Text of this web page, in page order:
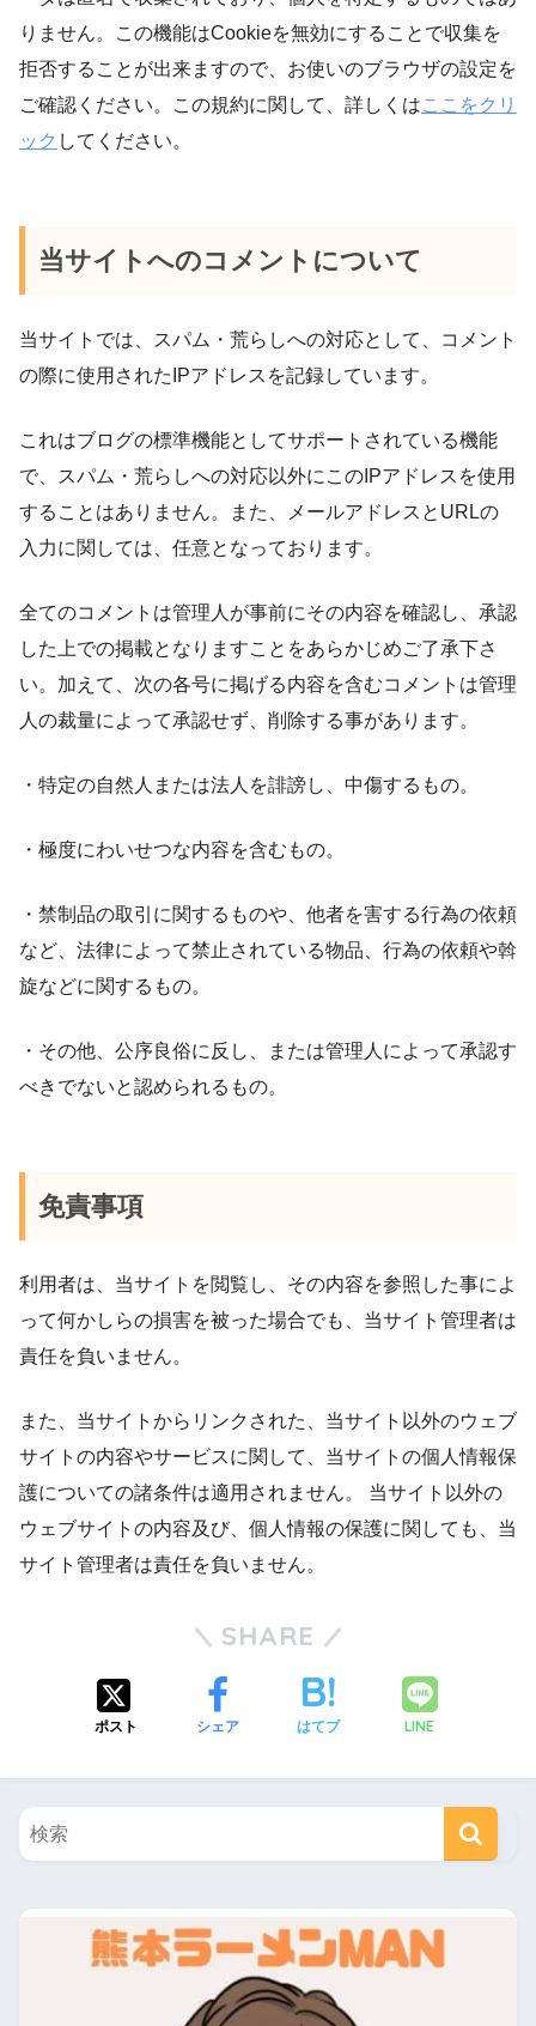
りません。この機能はCookieを無効にすることで収集を
拒否することが出来ますので、お使いのブラウザの設定を
ご確認ください。この規約に関して、詳しくはここをクリ
ック してください。
当サイトへのコメントについて
当サイトでは、スパム・荒らしへの対応として、コメント
の際に使用されたIPアドレスを記録しています。
これはブログの標準機能としてサポートされている機能
で、スパム・荒らしへの対応以外にこのIPアドレスを使用
することはありません。また、メールアドレスとURLの
入力に関しては、任意となっております。
全てのコメントは管理人が事前にその内容を確認し、承認
した上での掲載となりますことをあらかじめご了承下さ
い。加えて、次の各号に掲げる内容を含むコメントは管理
人の裁量によって承認せず、削除する事があります。
・特定の自然人または法人を誹謗し、中傷するもの。
・極度にわいせつな内容を含むもの。
・禁制品の取引に関するものや、他者を害する行為の依頼
など、法律によって禁止されている物品、行為の依頼や斡
旋などに関するもの。
・その他、公序良俗に反し、または管理人によって承認す
べきでないと認められるもの。
免責事項
利用者は、当サイトを閲覧し、その内容を参照した事によ
って何かしらの損害を被った場合でも、当サイト管理者は
責任を負いません。
また、当サイトからリンクされた、当サイト以外のウェブ
サイトの内容やサービスに関して、当サイトの個人情報保
護についての諸条件は適用されません。 当サイト以外の
ウェブサイトの内容及び、個人情報の保護に関しても、当
サイト管理者は責任を負いません。
SHARE
ポスト シェア はてブ LINE